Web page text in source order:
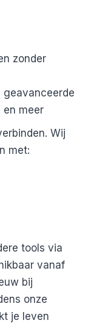
zonder
geavanceerde
meer
Wij
met:
tools via
vanaf
bij
onze
je leven